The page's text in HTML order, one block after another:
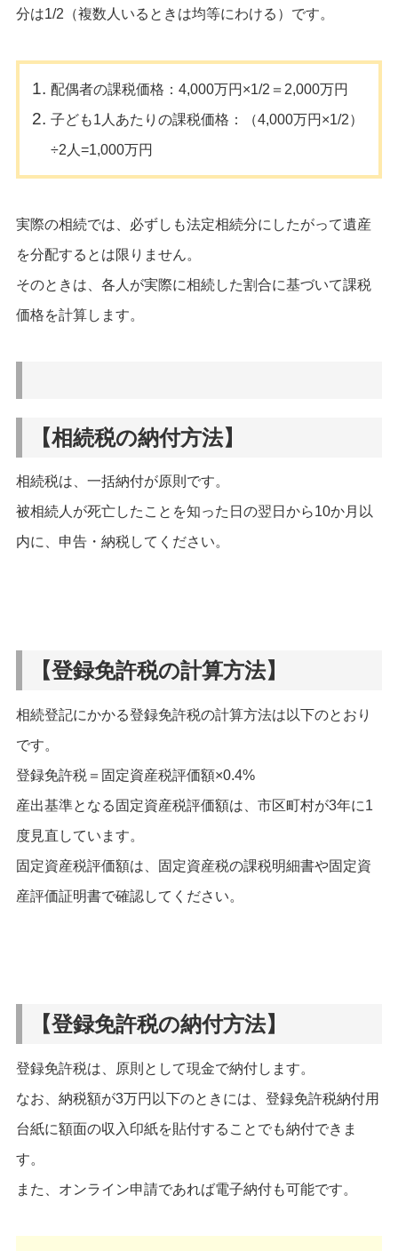
分は1/2（複数人いるときは均等にわける）です。
配偶者の課税価格：4,000万円×1/2＝2,000万円
子ども1人あたりの課税価格：（4,000万円×1/2）
÷2人=1,000万円
実際の相続では、必ずしも法定相続分にしたがって遺産
を分配するとは限りません。
そのときは、各人が実際に相続した割合に基づいて課税
価格を計算します。
【相続税の納付方法】
相続税は、一括納付が原則です。
被相続人が死亡したことを知った日の翌日から10か月以
内に、申告・納税してください。
【登録免許税の計算方法】
相続登記にかかる登録免許税の計算方法は以下のとおり
です。
登録免許税＝固定資産税評価額×0.4%
産出基準となる固定資産税評価額は、市区町村が3年に1
度見直しています。
固定資産税評価額は、固定資産税の課税明細書や固定資
産評価証明書で確認してください。
【登録免許税の納付方法】
登録免許税は、原則として現金で納付します。
なお、納税額が3万円以下のときには、登録免許税納付用
台紙に額面の収入印紙を貼付することでも納付できま
す。
また、オンライン申請であれば電子納付も可能です。